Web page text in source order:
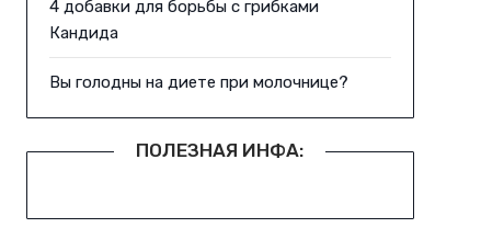
4 добавки для борьбы с грибками
Кандида
Вы голодны на диете при молочнице?
ПОЛЕЗНАЯ ИНФА: